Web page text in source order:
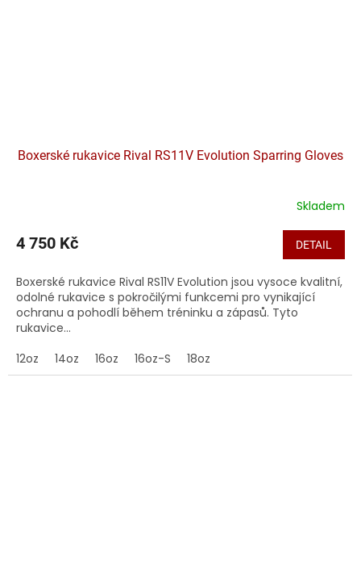
Boxerské rukavice Rival RS11V Evolution Sparring Gloves
Skladem
4 750 Kč DETAIL
Boxerské rukavice Rival RS11V Evolution jsou vysoce kvalitní,
odolné rukavice s pokročilými funkcemi pro vynikající
ochranu a pohodlí během tréninku a zápasů. Tyto
rukavice...
12oz
14oz 16oz 16oz-S 18oz